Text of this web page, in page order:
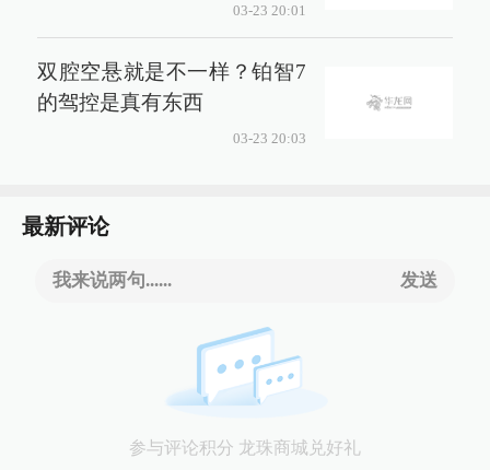
03-23 20:01
双腔空悬就是不一样？铂智7
的驾控是真有东西
03-23 20:03
最新评论
我来说两句...... 发送
参与评论积分 龙珠商城兑好礼